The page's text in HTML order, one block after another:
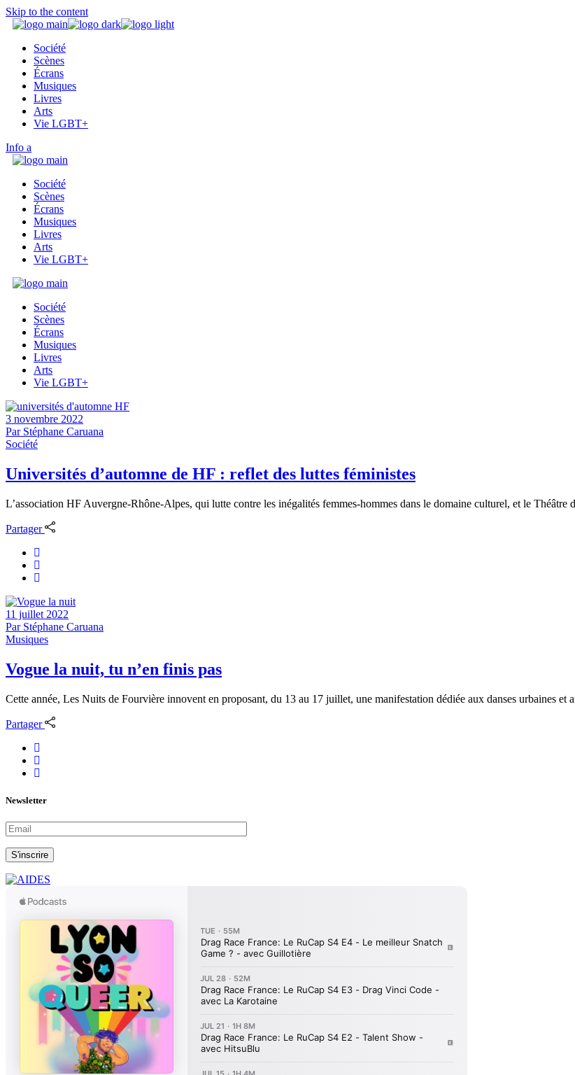
Skip to the content
Société
Scènes
Écrans
Musiques
Livres
Arts
Vie LGBT+
Info
Société
Scènes
Écrans
Musiques
Livres
Arts
Vie LGBT+
Société
Scènes
Écrans
Musiques
Livres
Arts
Vie LGBT+
3 novembre 2022
Par Stéphane Caruana
Société
Universités d’automne de HF : reflet des luttes féministes
L’association HF Auvergne-Rhône-Alpes, qui lutte contre les inégalités femmes-hommes dans le domaine culturel, et le Théâtre
Partager
11 juillet 2022
Par Stéphane Caruana
Musiques
Vogue la nuit, tu n’en finis pas
Cette année, Les Nuits de Fourvière innovent en proposant, du 13 au 17 juillet, une manifestation dédiée aux danses urbaines et
Partager
Newsletter
S'inscrire